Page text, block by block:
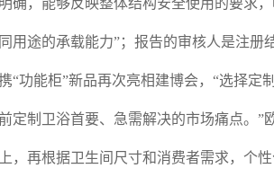
，能够反映整体结构安全使用的要求，
用途的承载能力”；报告的审核人是注
“功能柜”新品再次亮相建博会，“选择
定制卫浴首要、急需解决的市场痛点。”
，再根据卫生间尺寸和消费者需求，